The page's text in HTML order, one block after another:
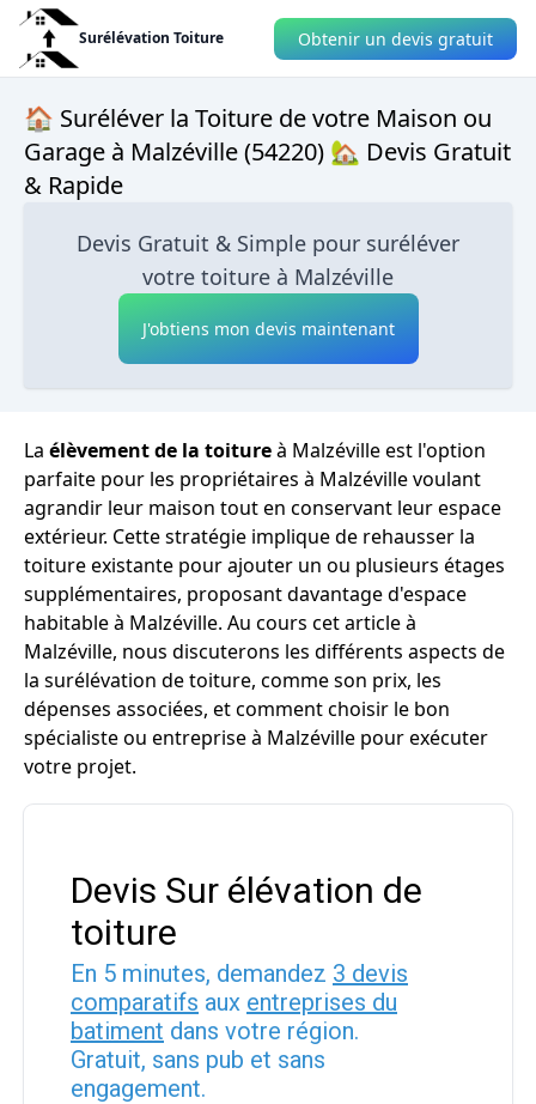
Surélévation Toiture Obtenir un devis gratuit
🏠 Suréléver la Toiture de votre Maison ou
Garage à Malzéville (54220) 🏡 Devis Gratuit
& Rapide
Devis Gratuit & Simple pour suréléver
votre toiture à Malzéville
J'obtiens mon devis maintenant
La élèvement de la toitureà Malzéville est l'option
parfaite pour les propriétaires à Malzéville voulant
agrandir leur maison tout en conservant leur espace
extérieur. Cette stratégie implique de rehausser la
toiture existante pour ajouter un ou plusieurs étages
supplémentaires, proposant davantage d'espace
habitable à Malzéville. Au cours cet article à
Malzéville, nous discuterons les différents aspects de
la surélévation de toiture, comme son prix, les
dépenses associées, et comment choisir le bon
spécialiste ou entreprise à Malzéville pour exécuter
votre projet.
Devis Sur élévation de
toiture
En 5 minutes, demandez 3 devis
comparatifs aux entreprises du
batiment dans votre région.
Gratuit, sans pub et sans
engagement.